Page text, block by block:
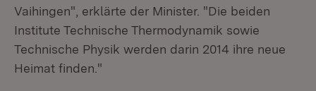
Vaihingen", erklärte der Minister. "Die beiden
Institute Technische Thermodynamik sowie
Technische Physik werden darin 2014 ihre neue
Heimat finden."